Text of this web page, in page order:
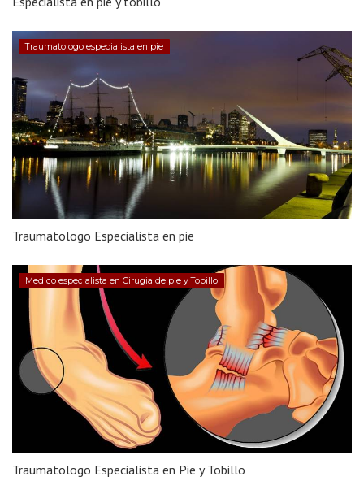
Traumatologo especialista en pie
Traumatologo Especialista en pie
Medico especialista en Cirugia de pie y Tobillo
Traumatologo Especialista en Pie y Tobillo